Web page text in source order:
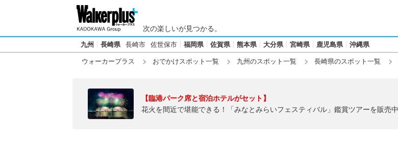
次の楽しいが見つかる。
九州 長崎県 長崎市 佐世保市 福岡県 佐賀県 熊本県 大分県 宮崎県 鹿児島県 沖縄県
ウォーカープラス おでかけスポット一覧 九州のスポット一覧 長崎県のスポット一覧
【臨港パーク席と宿泊ホテルがセット】
花火を間近で堪能できる！「みなとみらいフェスティバル」鑑賞ツアーを販売中